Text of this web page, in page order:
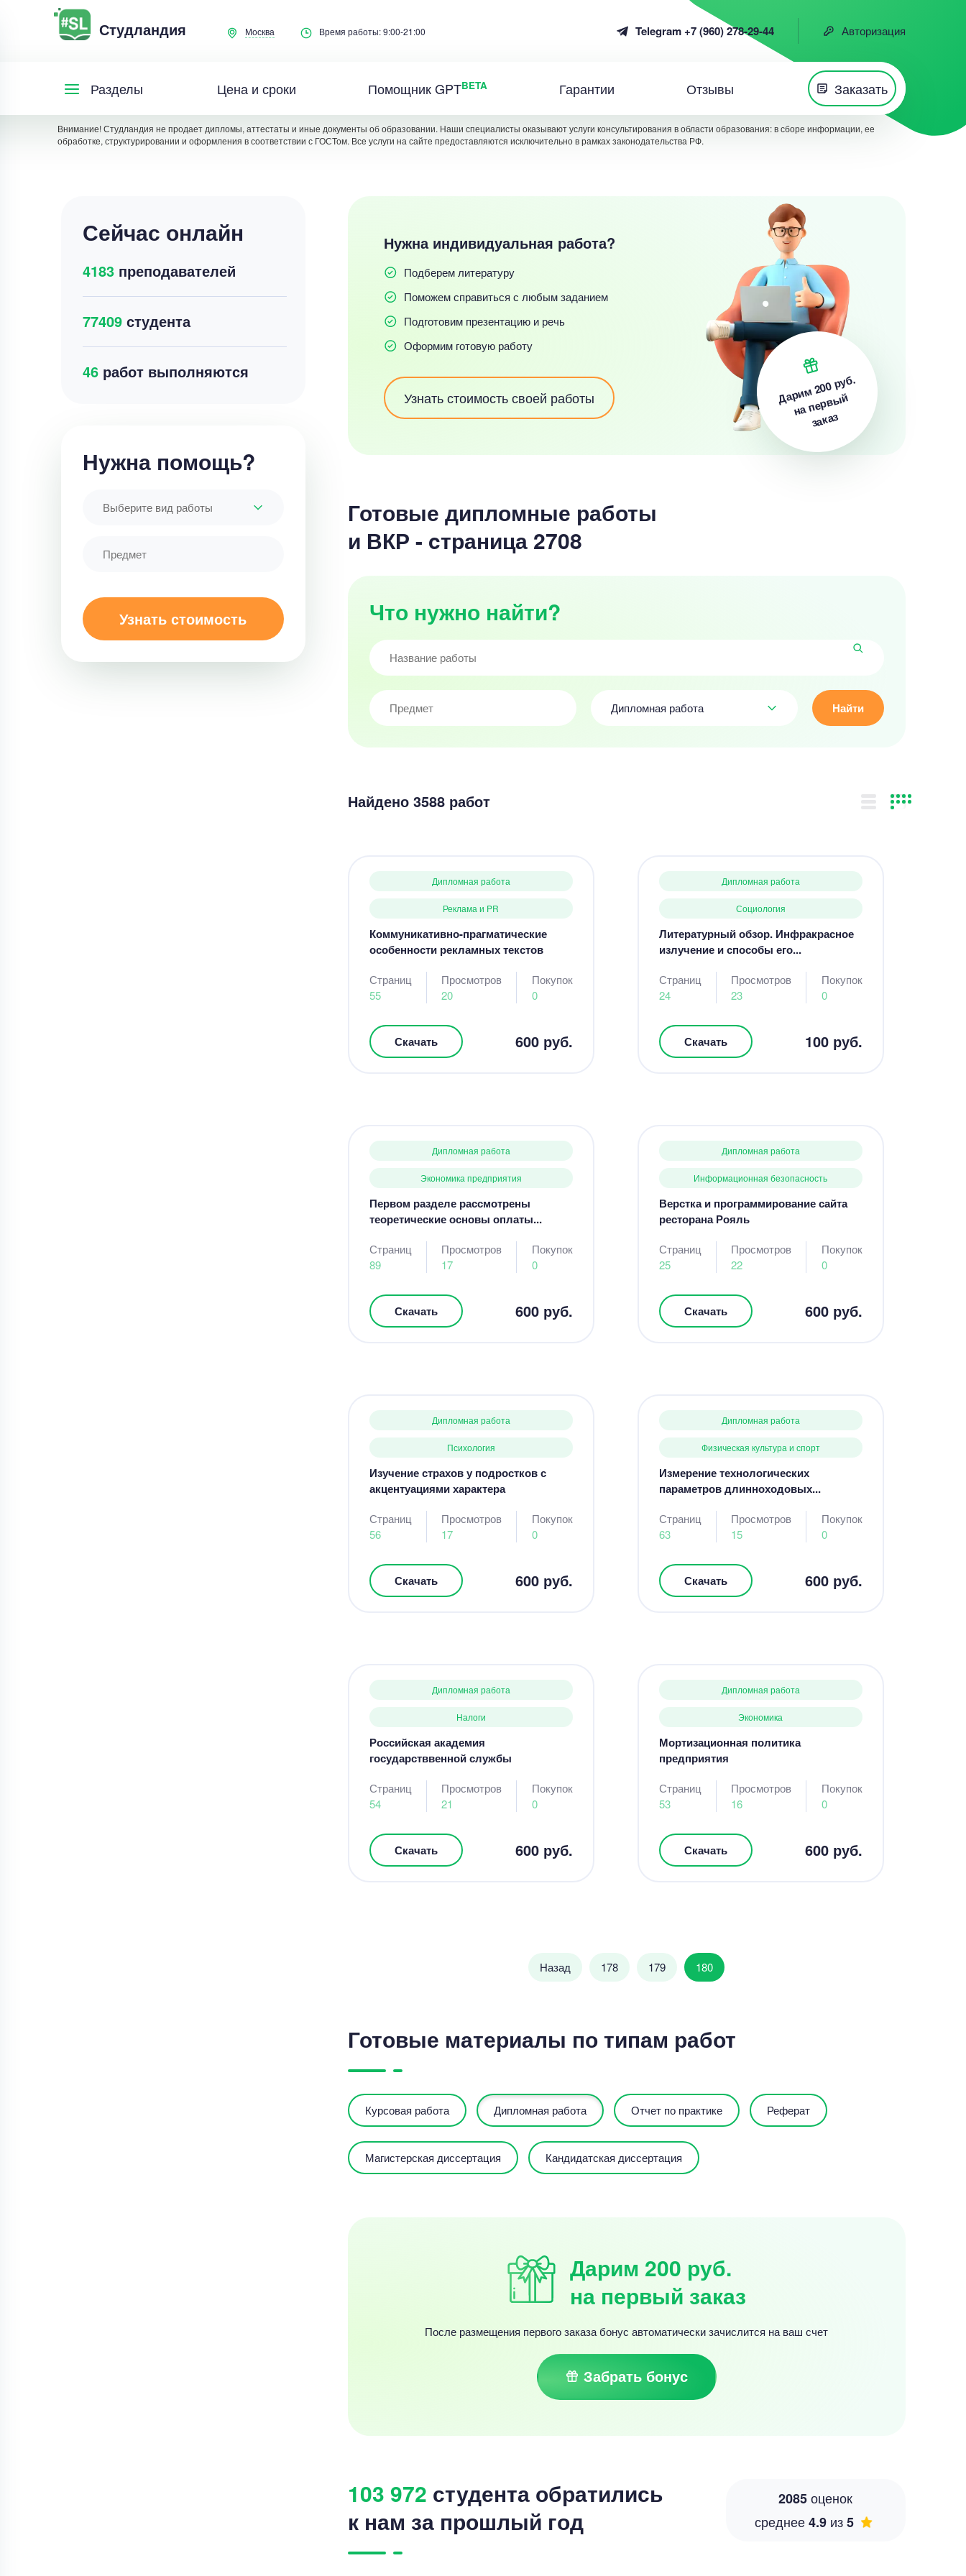
Студландия Москва Время работы: 9:00-21:00 Telegram +7 (960) 278-29-44 Авторизация
Разделы Цена и сроки Помощник GPTBETA Гарантии Отзывы Заказать
Внимание! Студландия не продает дипломы, аттестаты и иные документы об образовании. Наши специалисты оказывают услуги консультирования в области образования: в сборе информации, ее
обработке, структурировании и оформления в соответствии с ГОСТом. Все услуги на сайте предоставляются исключительно в рамках законодательства РФ.
Сейчас онлайн
4183преподавателей
77409студента
42работ выполняются
Нужна помощь?
Выберите вид работы
Узнать стоимость
Нужна индивидуальная работа?
Подберем литературу
Поможем справиться с любым заданием
Подготовим презентацию и речь
Оформим готовую работу
Узнать стоимость своей работы Дарим200 руб.
на первый
заказ
Готовые дипломные работы
и ВКР - cтраница 2708
Что нужно найти?
Дипломная работа Найти
Найдено 3588 работ
Дипломная работа
Реклама и PR
Коммуникативно-прагматические
особенности рекламных текстов
Страниц
55
Просмотров
20
Покупок
0
Скачать 600 руб.
Дипломная работа
Социология
Литературный обзор. Инфракрасное
излучение и способы его...
Страниц
24
Просмотров
23
Покупок
0
Скачать 100 руб.
Дипломная работа
Экономика предприятия
Первом разделе рассмотрены
теоретические основы оплаты...
Страниц
89
Просмотров
17
Покупок
0
Скачать 600 руб.
Дипломная работа
Информационная безопасность
Верстка и программирование сайта
ресторана Рояль
Страниц
25
Просмотров
22
Покупок
0
Скачать 600 руб.
Дипломная работа
Психология
Изучение страхов у подростков с
акцентуациями характера
Страниц
56
Просмотров
17
Покупок
0
Скачать 600 руб.
Дипломная работа
Физическая культура и спорт
Измерение технологических
параметров длинноходовых...
Страниц
63
Просмотров
15
Покупок
0
Скачать 600 руб.
Дипломная работа
Налоги
Российская академия
государстввенной службы
Страниц
54
Просмотров
21
Покупок
0
Скачать 600 руб.
Дипломная работа
Экономика
Мортизационная политика
предприятия
Страниц
53
Просмотров
16
Покупок
0
Скачать 600 руб.
Назад 178 179 180
Готовые материалы по типам работ
Курсовая работа Дипломная работа Отчет по практике Реферат
Магистерская диссертация Кандидатская диссертация
Дарим 200 руб.
на первый заказ
После размещения первого заказа бонус автоматически зачислится на ваш счет
Забрать бонус
103 972 студента обратились
к нам за прошлый год
2085оценок
среднее4.9из5